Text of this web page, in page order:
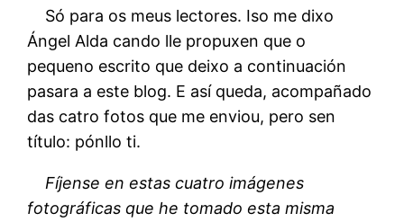
Só para os meus lectores. Iso me dixo
Ángel Alda cando lle propuxen que o
pequeno escrito que deixo a continuación
pasara a este blog. E así queda, acompañado
das catro fotos que me enviou, pero sen
título: pónllo ti.
Fíjense en estas cuatro imágenes
fotográficas que he tomado esta misma